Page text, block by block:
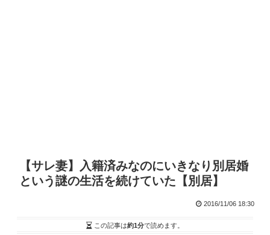
【サレ妻】入籍済みなのにいきなり別居婚
という謎の生活を続けていた【別居】
2016/11/06 18:30
この記事は約1分で読めます。